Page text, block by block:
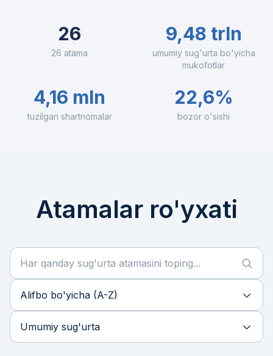
26
26 atama
9,48 trln
umumiy sug'urta bo'yicha
mukofotlar
4,16 mln
tuzilgan shartnomalar
22,6%
bozor o'sishi
Atamalar ro'yxati